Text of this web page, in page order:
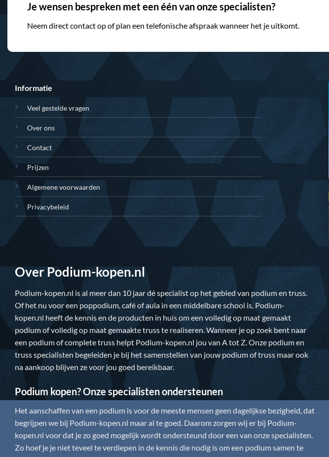
Je wensen bespreken met een één van onze specialisten?
Neem direct contact op of plan een telefonische afspraak wanneer het je uitkomt.
Informatie
Veel gestelde vragen
Over ons
Contact
Prijzen
Algemene voorwaarden
Privacybeleid
Over Podium-kopen.nl
Podium-kopen.nl is al meer dan 10 jaar dé specialist op het gebied van podium en truss.
Of het nu voor een poppodium, café of aula in een middelbare school is,Podium-
kopen.nl heeft de kennis en de producten in huis om een volledig op maat gemaakt
podium of volledig op maat gemaakte truss te realiseren. Wanneer je op zoek bent naar
een podium of complete truss helpt Podium-kopen.nl jou van A tot Z. Onze podium en
truss specialisten begeleiden je bij het samenstellen van jouw podium of truss maar ook
na aankoop blijven ze voor jou goed bereikbaar.
Podium kopen? Onze specialisten ondersteunen
Het aanschaffen van een podium is voor de meeste mensen geen dagelijkse bezigheid, dat
begrijpen we bij Podium-kopen.nl maar al te goed. Daarom zorgen wij er bij Podium-
kopen.nl voor dat je zo goed mogelijk wordt ondersteund door een van onze specialisten.
Zo hoef je je niet teveel te verdiepen in de kennis die nodig is om een podium samen te